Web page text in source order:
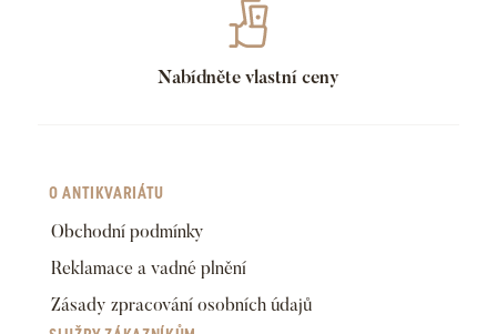
Nabídněte vlastní ceny
O ANTIKVARIÁTU
Obchodní podmínky
Reklamace a vadné plnění
Zásady zpracování osobních údajů